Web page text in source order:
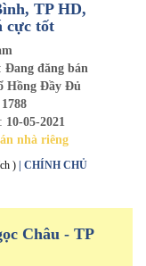
TP HD,
cực tốt
Đang đăng bán
Hồng Đầy Đủ
1788
10-05-2021
nhà riêng
) | CHÍNH CHỦ
Châu - TP